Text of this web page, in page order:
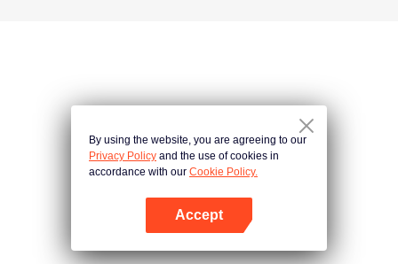
By using the website, you are agreeing to our
Privacy Policy and the use of cookies in
accordance with our Cookie Policy.
Accept